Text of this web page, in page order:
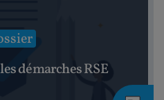
démarches RSE